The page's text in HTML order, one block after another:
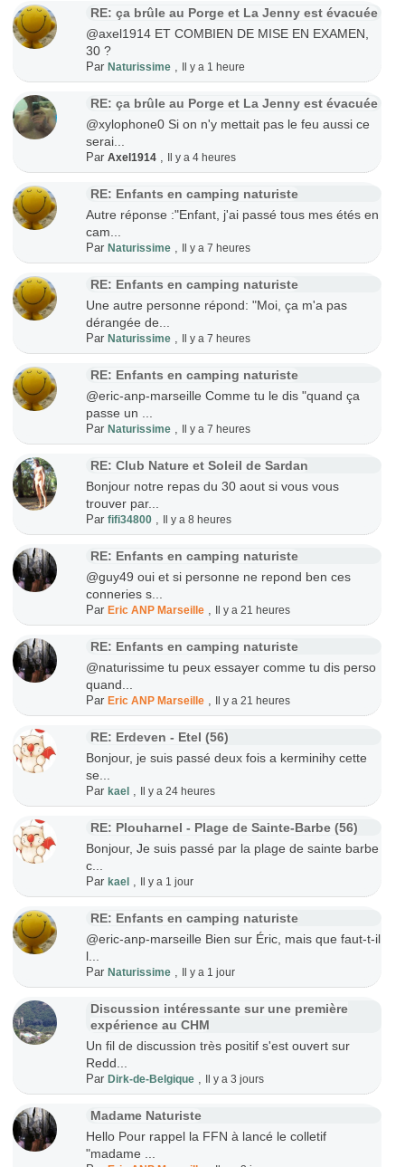
RE: ça brûle au Porge et La Jenny est évacuée
@axel1914 ET COMBIEN DE MISE EN EXAMEN,
30 ?
ParNaturissime Il y a 1 heure
RE: ça brûle au Porge et La Jenny est évacuée
@xylophone0 Si on n'y mettait pas le feu aussi ce
serai...
ParAxel1914 Il y a 4 heures
RE: Enfants en camping naturiste
Autre réponse :"Enfant, j'ai passé tous mes étés en
cam...
ParNaturissime Il y a 7 heures
RE: Enfants en camping naturiste
Une autre personne répond: "Moi, ça m'a pas
dérangée de...
ParNaturissime Il y a 7 heures
RE: Enfants en camping naturiste
@eric-anp-marseille Comme tu le dis "quand ça
passe un ...
ParNaturissime Il y a 7 heures
RE: Club Nature et Soleil de Sardan
Bonjour notre repas du 30 aout si vous vous
trouver par...
Parfifi34800 Il y a 8 heures
RE: Enfants en camping naturiste
@guy49 oui et si personne ne repond ben ces
conneries s...
ParEric ANP Marseille Il y a 21 heures
RE: Enfants en camping naturiste
@naturissime tu peux essayer comme tu dis perso
quand...
ParEric ANP Marseille Il y a 21 heures
RE: Erdeven - Etel (56)
Bonjour, je suis passé deux fois a kerminihy cette
se...
Parkael Il y a 24 heures
RE: Plouharnel - Plage de Sainte-Barbe (56)
Bonjour, Je suis passé par la plage de sainte barbe
c...
Parkael Il y a 1 jour
RE: Enfants en camping naturiste
@eric-anp-marseille Bien sur Éric, mais que faut-t-il
l...
ParNaturissime Il y a 1 jour
Discussion intéressante sur une première
expérience au CHM
Un fil de discussion très positif s'est ouvert sur
Redd...
ParDirk-de-Belgique Il y a 3 jours
Madame Naturiste
Hello Pour rappel la FFN à lancé le colletif
"madame ...